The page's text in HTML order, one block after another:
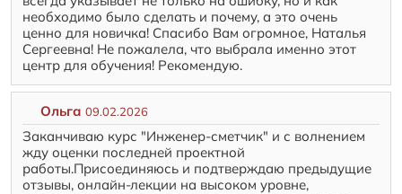
необходимо было сделать и почему, а это очень
ценно для новичка! Спасибо Вам огромное, Наталья
Сергеевна! Не пожалела, что выбрала именно этот
центр для обучения! Рекомендую.
Ольга 09.02.2026
Заканчиваю курс "Инженер-сметчик" и с волнением
жду оценки последней проектной
работы.Присоединяюсь и подтверждаю предыдущие
отзывы, онлайн-лекции на высоком уровне,